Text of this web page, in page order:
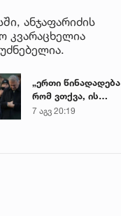
ანჯაფარიძის
კვარაცხელია
„ერთი წინადადება
რომ ვთქვა, ის
გახდის ნათელს,
7 აგვ 20:19